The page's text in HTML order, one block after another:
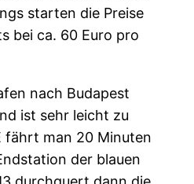
starten die Preise
bei ca. 60 Euro pro
nach Budapest
ist sehr leicht zu
fährt man 20 Minuten
der blauen